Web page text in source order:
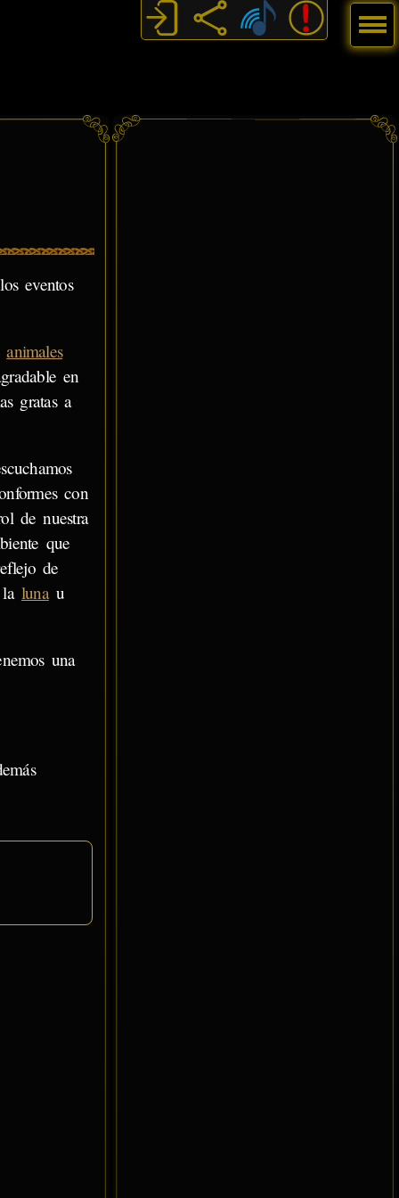
eventos
animales
en
gratas a
con
de nuestra
que
de
lunau
una
Menú